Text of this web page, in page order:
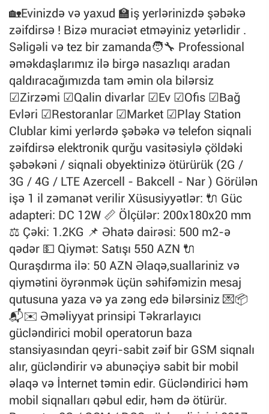
🏡Evinizdə və yaxud 🏫iş yerlərinizdə şəbəkə
zəifdirsə ! Bizə muraciət etməyiniz yetərlidir .
Səligəli və tez bir zamanda🧑‍🔧 Professional
əməkdaşlarımız ilə birgə nasazlıqı aradan
qaldıracağımızda tam əmin ola bilərsiz
☑Zirzəmi ☑Qalin divarlar ☑Ev ☑Ofis ☑Bağ
Evləri ☑Restoranlar ☑Market ☑Play Station
Clublar kimi yerlərdə şəbəkə və telefon siqnali
zəifdirsə elektronik qurğu vasitəsiylə çöldəki
şəbəkəni / siqnali obyektinizə ötürürük (2G /
3G / 4G / LTE Azercell - Bakcell - Nar ) Görülən
işə 1 il zəmanət verilir Xüsusiyyətlər: 🔌 Güc
adapteri: DC 12W 📏 Ölçülər: 200x180x20 mm
⚖️ Çəki: 1.2KG 📌 Əhatə dairəsi: 500 m2-ə
qədər 💵 Qiymət: Satışı 550 AZN 🔌
Quraşdırma ilə: 50 AZN Əlaqə,suallariniz və
qiymətini öyrənmək üçün səhifəmizin mesaj
qutusuna yaza və ya zəng edə bilərsiniz 💌📦
📬✉️ Əməliyyat prinsipi Təkrarlayıcı
gücləndirici mobil operatorun baza
stansiyasından qeyri-sabit zəif bir GSM siqnalı
alır, gücləndirir və abunəçiyə sabit bir mobil
əlaqə və İnternet təmin edir. Gücləndirici həm
mobil siqnalları qəbul edir, həm də ötürür.